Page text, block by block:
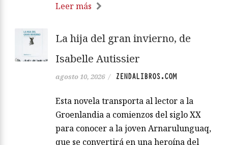
Leer más
La hija del gran invierno, de
Isabelle Autissier
agosto 10, 2026 / ZENDALIBROS.COM
Esta novela transporta al lector a la
Groenlandia a comienzos del siglo XX
para conocer a la joven Arnarulunguaq,
que se convertirá en una heroína del